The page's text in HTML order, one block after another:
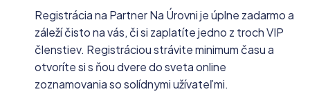
Registrácia na Partner Na Úrovni je úplne zadarmo a
záleží čisto na vás, či si zaplatíte jedno z troch VIP
členstiev. Registráciou strávite minimum času a
otvoríte si s ňou dvere do sveta online
zoznamovania so solídnymi užívateľmi.